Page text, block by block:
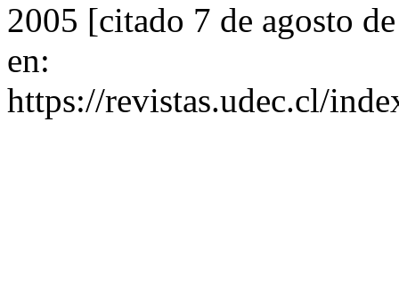
2005 [citado 7 de agosto
en:
https://revistas.udec.cl/